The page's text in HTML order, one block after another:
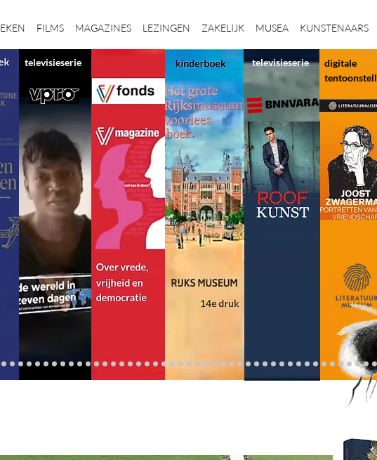
FILMS MAGAZINES LEZINGEN ZAKELIJK MUSEA KUNSTENAARS
televisieserie
digitale
televisieserie